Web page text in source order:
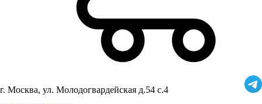
г. Москва, ул. Молодогвардейская д.54 с.4